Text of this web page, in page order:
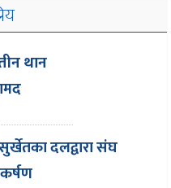
तीन थान
दलद्वारा संघ